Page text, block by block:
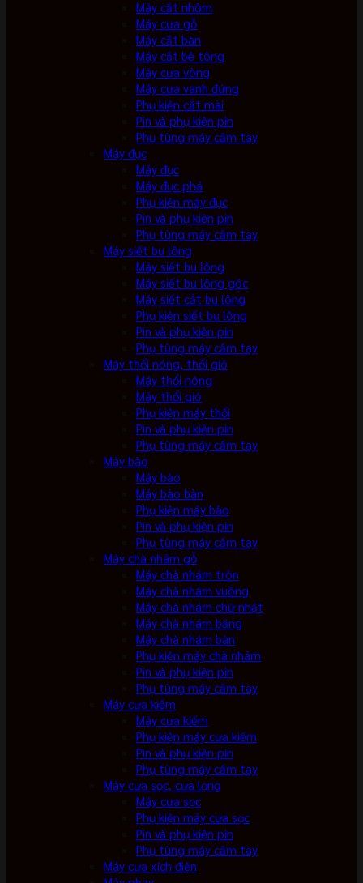
Máy cắt nhôm
Máy cưa gỗ
Máy cắt bàn
Máy cắt bê tông
Máy cưa vòng
Máy cưa vanh đứng
Phụ kiện cắt mài
Pin và phụ kiện pin
Phụ tùng máy cầm tay
Máy đục
Máy đục
Máy đục phá
Phụ kiện máy đục
Pin và phụ kiện pin
Phụ tùng máy cầm tay
Máy siết bu lông
Máy siết bu lông
Máy siết bu lông góc
Máy siết cắt bu lông
Phụ kiện siết bu lông
Pin và phụ kiện pin
Phụ tùng máy cầm tay
Máy thổi nóng, thổi gió
Máy thổi nóng
Máy thổi gió
Phụ kiện máy thổi
Pin và phụ kiện pin
Phụ tùng máy cầm tay
Máy bào
Máy bào
Máy bào bàn
Phụ kiện máy bào
Pin và phụ kiện pin
Phụ tùng máy cầm tay
Máy chà nhám gỗ
Máy chà nhám tròn
Máy chà nhám vuông
Máy chà nhám chữ nhật
Máy chà nhám băng
Máy chà nhám bàn
Phụ kiện máy chà nhám
Pin và phụ kiện pin
Phụ tùng máy cầm tay
Máy cưa kiếm
Máy cưa kiếm
Phụ kiện máy cưa kiếm
Pin và phụ kiện pin
Phụ tùng máy cầm tay
Máy cưa sọc, cưa lọng
Máy cưa sọc
Phụ kiện máy cưa sọc
Pin và phụ kiện pin
Phụ tùng máy cầm tay
Máy cưa xích điện